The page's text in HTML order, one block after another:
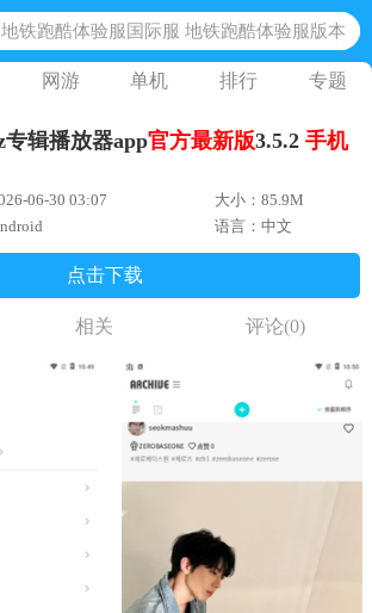
地铁跑酷体验服国际服 地铁跑酷体验服版本
网易光遇手游正版 点亮星空共庆周年
蛋仔派对下载 蛋仔派对体验服
网游 单机 排行 专题
专辑播放器app官方最新版3.5.2 手机
06-30 03:07
大小：85.9M
语言：中文
点击下载
相关 评论(0)